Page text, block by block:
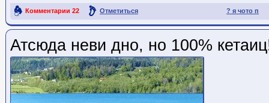
? я чото п
Комментарии 22 Отметиться
Ссылка на пост
Атсюда неви дно, но 100%